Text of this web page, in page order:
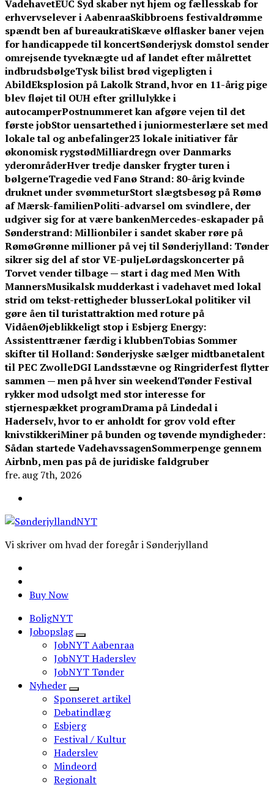
VadehavetEUC Syd skaber nyt hjem og fællesskab for
erhvervselever i AabenraaSkibbroens festivaldrømme
spændt ben af bureaukratiSkæve ølflasker baner vejen
for handicappede til koncertSønderjysk domstol sender
omrejsende tyveknægte ud af landet efter målrettet
indbrudsbølgeTysk bilist brød vigepligten i
AbildEksplosion på Lakolk Strand, hvor en 11-årig pige
blev fløjet til OUH efter grillulykke i
autocamperPostnummeret kan afgøre vejen til det
første jobStor uensartethed i juniormesterlære set med
lokale tal og anbefalinger23 lokale initiativer får
økonomisk rygstødMilliardregn over Danmarks
yderområderHver tredje dansker frygter turen i
bølgerneTragedie ved Fanø Strand: 80-årig kvinde
druknet under svømmeturStort slægtsbesøg på Rømø
af Mærsk-familienPoliti-advarsel om svindlere, der
udgiver sig for at være bankenMercedes-eskapader på
Sønderstrand: Millionbiler i sandet skaber røre på
RømøGrønne millioner på vej til Sønderjylland: Tønder
sikrer sig del af stor VE-puljeLørdagskoncerter på
Torvet vender tilbage — start i dag med Men With
MannersMusikalsk mudderkast i vadehavet med lokal
strid om tekst-rettigheder blusserLokal politiker vil
gøre åen til turistattraktion med roture på
VidåenØjeblikkeligt stop i Esbjerg Energy:
Assistenttræner færdig i klubbenTobias Sommer
skifter til Holland: Sønderjyske sælger midtbanetalent
til PEC ZwolleDGI Landsstævne og Ringriderfest flytter
sammen — men på hver sin weekendTønder Festival
rykker mod udsolgt med stor interesse for
stjernespækket programDrama på Lindedal i
Haderselv, hvor to er anholdt for grov vold efter
knivstikkeriMiner på bunden og tøvende myndigheder:
Sådan startede VadehavssagenSommerpenge gennem
Airbnb, men pas på de juridiske faldgruber
fre. aug 7th, 2026
Vi skriver om hvad der foregår i Sønderjylland
Buy Now
BoligNYT
Jobopslag
JobNYT Aabenraa
JobNYT Haderslev
JobNYT Tønder
Nyheder
Sponseret artikel
Debatindlæg
Esbjerg
Festival / Kultur
Haderslev
Mindeord
Regionalt